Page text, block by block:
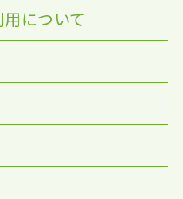
について